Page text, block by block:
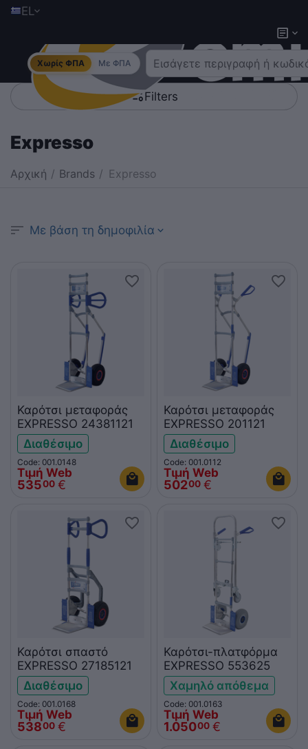
EL
Χωρίς ΦΠΑ Με ΦΠΑ
Filters
Expresso
Αρχική / Brands / Expresso
Με βάση τη δημοφιλία
Καρότσι μεταφοράς
EXPRESSO 24381121
Διαθέσιμο
Code: 001.0148
Τιμή Web
53500 €
Καρότσι μεταφοράς
EXPRESSO 201121
Διαθέσιμο
Code: 001.0112
Τιμή Web
50200 €
Καρότσι σπαστό
EXPRESSO 27185121
Διαθέσιμο
Code: 001.0168
Τιμή Web
53800 €
Καρότσι-πλατφόρμα
EXPRESSO 553625
Χαμηλό απόθεμα
Code: 001.0163
Τιμή Web
1.05000 €